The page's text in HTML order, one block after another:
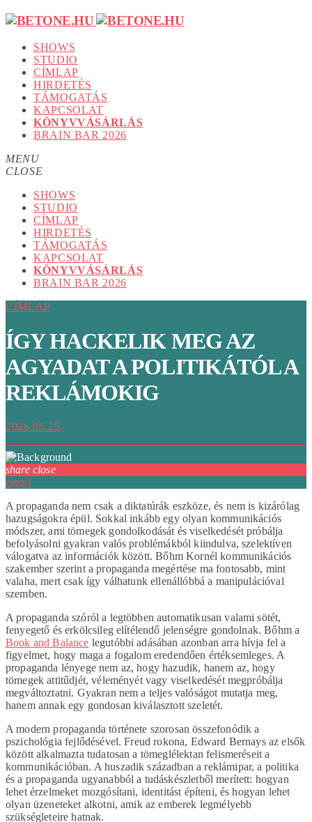
SHOWS
STUDIO
CÍMLAP
HIRDETÉS
TÁMOGATÁS
KAPCSOLAT
KÖNYVVÁSÁRLÁS
BRAIN BAR 2026
MENU
CLOSE
SHOWS
STUDIO
CÍMLAP
HIRDETÉS
TÁMOGATÁS
KAPCSOLAT
KÖNYVVÁSÁRLÁS
BRAIN BAR 2026
CÍMLAP
ÍGY HACKELIK MEG AZ
AGYADAT A POLITIKÁTÓL A
REKLÁMOKIG
2026.06.25.
share close
email
A propaganda nem csak a diktatúrák eszköze, és nem is kizárólag
hazugságokra épül. Sokkal inkább egy olyan kommunikációs
módszer, ami tömegek gondolkodását és viselkedését próbálja
befolyásolni gyakran valós problémákból kiindulva, szelektíven
válogatva az információk között. Bőhm Kornél kommunikációs
szakember szerint a propaganda megértése ma fontosabb, mint
valaha, mert csak így válhatunk ellenállóbbá a manipulációval
szemben.
A propaganda szóról a legtöbben automatikusan valami sötét,
fenyegető és erkölcsileg elítélendő jelenségre gondolnak. Bőhm a
Book and Balance legutóbbi adásában azonban arra hívja fel a
figyelmet, hogy maga a fogalom eredendően értéksemleges. A
propaganda lényege nem az, hogy hazudik, hanem az, hogy
tömegek attitűdjét, véleményét vagy viselkedését megpróbálja
megváltoztatni. Gyakran nem a teljes valóságot mutatja meg,
hanem annak egy gondosan kiválasztott szeletét.
A modern propaganda története szorosan összefonódik a
pszichológia fejlődésével. Freud rokona, Edward Bernays az elsők
között alkalmazta tudatosan a tömeglélektan felismeréseit a
kommunikációban. A huszadik században a reklámipar, a politika
és a propaganda ugyanabból a tudáskészletből merített: hogyan
lehet érzelmeket mozgósítani, identitást építeni, és hogyan lehet
olyan üzeneteket alkotni, amik az emberek legmélyebb
szükségleteire hatnak.